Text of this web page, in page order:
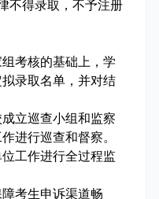
不得录取，不予注册
考核的基础上，学
录取名单，并对结
立巡查小组和监察
进行巡查和督察。
工作进行全过程监
考生申诉渠道畅